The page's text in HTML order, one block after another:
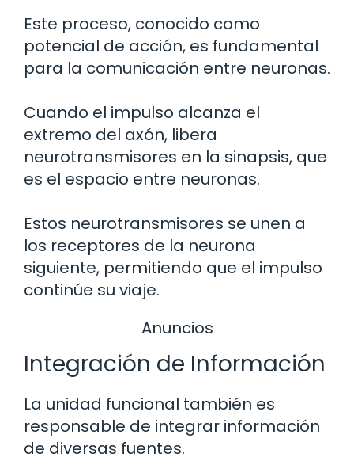
Este proceso, conocido como
potencial de acción, es fundamental
para la comunicación entre neuronas.
Cuando el impulso alcanza el
extremo del axón, libera
neurotransmisores en la sinapsis, que
es el espacio entre neuronas.
Estos neurotransmisores se unen a
los receptores de la neurona
siguiente, permitiendo que el impulso
continúe su viaje.
Anuncios
Integración de Información
La unidad funcional también es
responsable de integrar información
de diversas fuentes.